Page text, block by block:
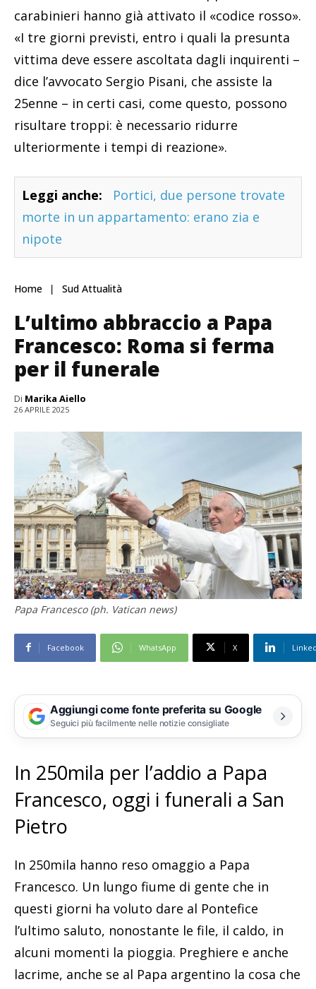
carabinieri hanno già attivato il «codice rosso».
«I tre giorni previsti, entro i quali la presunta
vittima deve essere ascoltata dagli inquirenti –
dice l’avvocato Sergio Pisani, che assiste la
25enne – in certi casi, come questo, possono
risultare troppi: è necessario ridurre
ulteriormente i tempi di reazione».
Leggi anche:
Portici, due persone trovate
morte in un appartamento: erano zia e
nipote
Home Sud Attualità
L’ultimo abbraccio a Papa
Francesco: Roma si ferma
per il funerale
Di Marika Aiello
26 APRILE 2025
Papa Francesco (ph. Vatican news)
Facebook WhatsApp X
Aggiungi come fonte preferita su Google
Seguici più facilmente nelle notizie consigliate
In 250mila per l’addio a Papa
Francesco, oggi i funerali a San
Pietro
In 250mila hanno reso omaggio a Papa
Francesco. Un lungo fiume di gente che in
questi giorni ha voluto dare al Pontefice
l’ultimo saluto, nonostante le file, il caldo, in
alcuni momenti la pioggia. Preghiere e anche
lacrime, anche se al Papa argentino la cosa che